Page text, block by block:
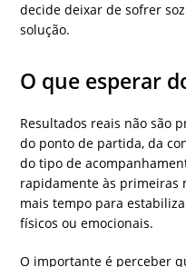
decide deixar de sofrer
solução.
O que esperar
Resultados reais não são
do ponto de partida, da
do tipo de
rapidamente às primeiras
mais tempo para
físicos ou emocionais.
O importante é perceber